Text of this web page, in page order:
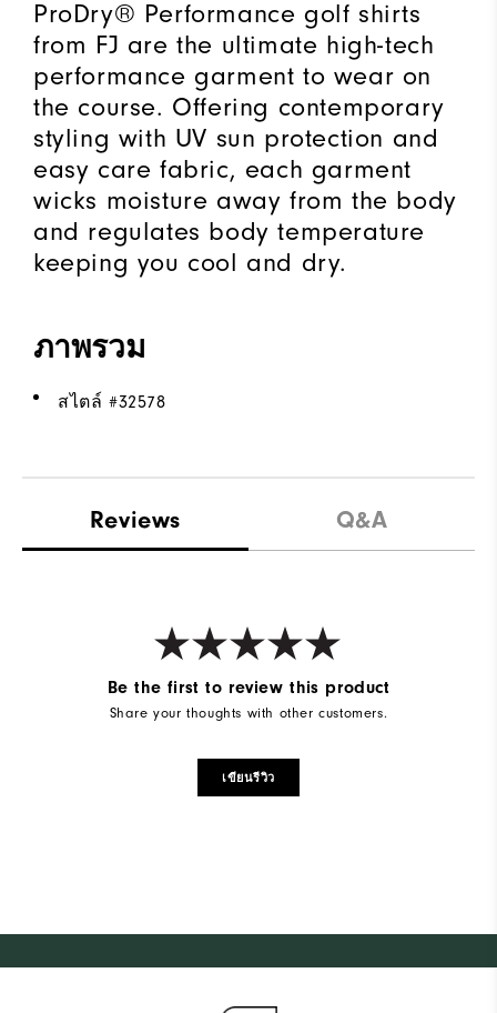
ProDry® Performance golf shirts
from FJ are the ultimate high-tech
performance garment to wear on
the course. Offering contemporary
styling with UV sun protection and
easy care fabric, each garment
wicks moisture away from the body
and regulates body temperature
keeping you cool and dry.
ภาพรวม
สไตล์ #32578
Reviews Q&A
Be the first to review this product
Share your thoughts with other customers.
เขียนรีวิว